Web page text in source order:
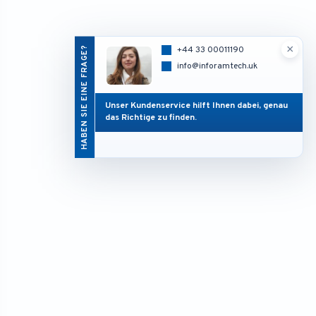
HABEN SIE EINE FRAGE? ×
+44 33 00011190
info@inforamtech.uk
Unser Kundenservice hilft Ihnen dabei, genau
das Richtige zu finden.